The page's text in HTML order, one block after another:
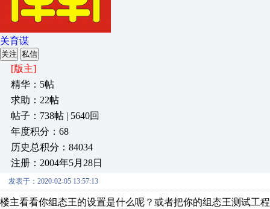
关育谋
关注 私信
[版主]
精华：5帖
求助：22帖
帖子：738帖 | 5640回
年度积分：68
历史总积分：84034
注册：2004年5月28日
发表于：2020-02-05 13:57:13
楼主看看你组态王的设置是什么呢？或者把你的组态王测试工